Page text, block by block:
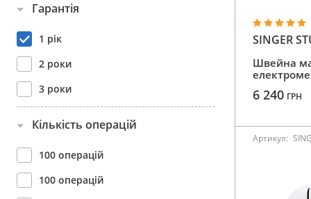
Гарантія
1 рік
2 роки
3 роки
Кількість операцій
100 операцій
100 операцій
SINGER
Швейна
6 240 ГРН
Артикул: